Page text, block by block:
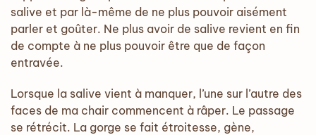
salive et par là-même de ne plus pouvoir aisément
parler et goûter. Ne plus avoir de salive revient en fin
de compte à ne plus pouvoir être que de façon
entravée.
Lorsque la salive vient à manquer, l’une sur l’autre des
faces de ma chair commencent à râper. Le passage
se rétrécit. La gorge se fait étroitesse, gène,